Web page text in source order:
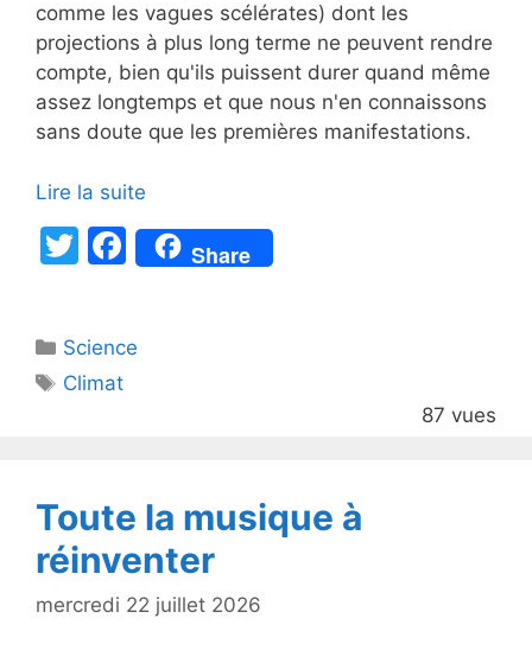
comme les vagues scélérates) dont les
projections à plus long terme ne peuvent rendre
compte, bien qu'ils puissent durer quand même
assez longtemps et que nous n'en connaissons
sans doute que les premières manifestations.
Lire la suite
T
er
F
a
e
k
Share
Catégories
Science
Étiquettes
Climat
87 vues
Toute la musique à
réinventer
mercredi 22 juillet 2026